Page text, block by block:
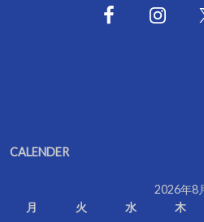
CALENDER
2026年8
月
火 水 木